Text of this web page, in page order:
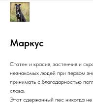
Маркус
Статен и красив, застенчив и
незнакомых людей при первом
принимать с благодарностью
слова.
Этот сдержанный пес никогда не